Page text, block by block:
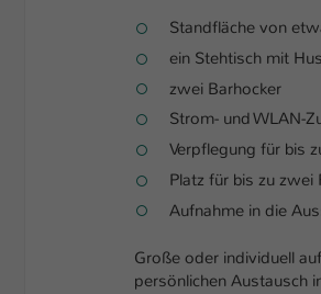
Standfläche von
ein Stehtisch mit
zwei Barhocker
Strom- und WLAN-
Verpflegung für bis
Platz für bis zu zwei
Aufnahme in die
Große oder individuell
persönlichen Austausch